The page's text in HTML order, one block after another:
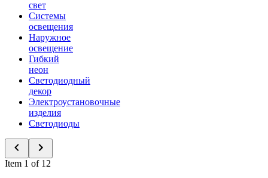
свет
Системы
освещения
Наружное
освещение
Гибкий
неон
Светодиодный
декор
Электроустановочные
изделия
Светодиоды
Item 1 of 12